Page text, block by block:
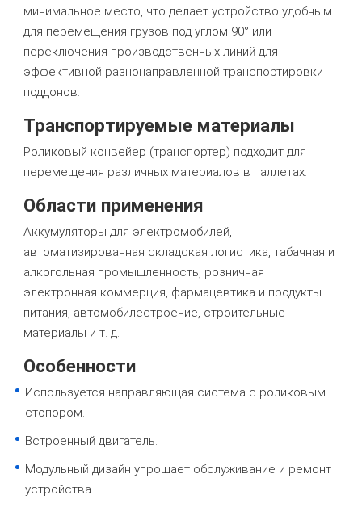
минимальное место, что делает устройство удобным
для перемещения грузов под углом 90° или
переключения производственных линий для
эффективной разнонаправленной транспортировки
поддонов.
Транспортируемые материалы
Роликовый конвейер (транспортер) подходит для
перемещения различных материалов в паллетах.
Области применения
Аккумуляторы для электромобилей,
автоматизированная складская логистика, табачная и
алкогольная промышленность, розничная
электронная коммерция, фармацевтика и продукты
питания, автомобилестроение, строительные
материалы и т. д.
Особенности
Используется направляющая система с роликовым
стопором.
Встроенный двигатель.
Модульный дизайн упрощает обслуживание и ремонт
устройства.